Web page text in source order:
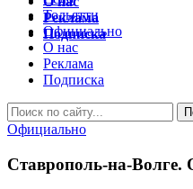
Тольятти
Официально
О нас
Реклама
Подписка
Официально
Ставрополь-на-Волге.
Реклама
Подписка